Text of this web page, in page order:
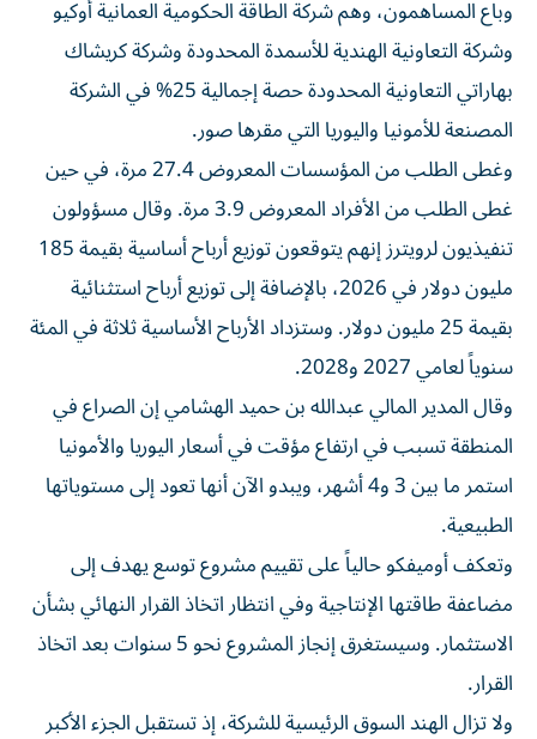
وباع المساهمون، وهم شركة الطاقة الحكومية العمانية أوكيو
وشركة التعاونية الهندية للأسمدة ‌المحدودة وشركة كريشاك
بهاراتي التعاونية المحدودة حصة إجمالية 25% في الشركة
المصنعة للأمونيا واليوريا التي مقرها صور.
وغطى الطلب من المؤسسات المعروض 27.4 مرة، في حين
غطى الطلب من الأفراد المعروض ⁠3.9 مرة. وقال مسؤولون
تنفيذيون لرويترز إنهم يتوقعون توزيع أرباح أساسية بقيمة 185
مليون دولار في 2026، بالإضافة إلى توزيع أرباح استثنائية
بقيمة 25 مليون دولار. وستزداد الأرباح الأساسية ثلاثة في المئة
سنوياً لعامي ​2027 و2028.
وقال المدير المالي عبدالله بن حميد الهشامي إن الصراع في
المنطقة تسبب في ارتفاع مؤقت في أسعار اليوريا والأمونيا
استمر ما بين 3 و4 أشهر، ويبدو الآن أنها تعود ‌إلى مستوياتها
الطبيعية.
وتعكف ‌أوميفكو حالياً على تقييم مشروع توسع ⁠يهدف إلى
مضاعفة طاقتها الإنتاجية وفي انتظار اتخاذ القرار النهائي بشأن
الاستثمار. وسيستغرق ‌إنجاز المشروع نحو 5 سنوات بعد اتخاذ
القرار.
ولا تزال الهند السوق الرئيسية للشركة، إذ تستقبل الجزء الأكبر